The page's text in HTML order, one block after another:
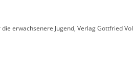
erwachsenere Jugend, Verlag Gottfried